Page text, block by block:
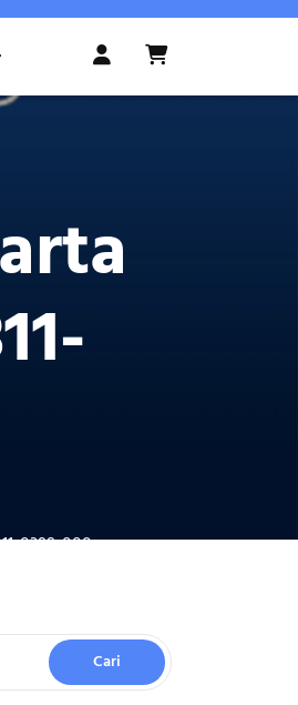
Login
8399-888
Cari